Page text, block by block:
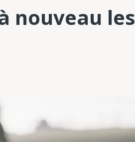
nouveau les